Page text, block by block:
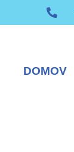

DOMOV